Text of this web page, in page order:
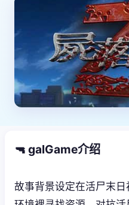
🔫 galGame介绍
故事背景设定在活尸末